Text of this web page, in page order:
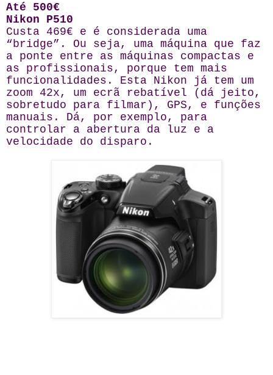
Até 500€
Nikon P510
Custa 469€ e é considerada uma
“bridge”. Ou seja, uma máquina que faz
a ponte entre as máquinas compactas e
as profissionais, porque tem mais
funcionalidades. Esta Nikon já tem um
zoom 42x, um ecrã rebatível (dá jeito,
sobretudo para filmar), GPS, e funções
manuais. Dá, por exemplo, para
controlar a abertura da luz e a
velocidade do disparo.